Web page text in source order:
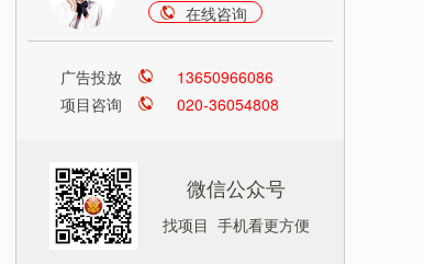
在线咨询
广告投放
13650966086
项目咨询
020-36054808
微信公众号
找项目 手机看更方便